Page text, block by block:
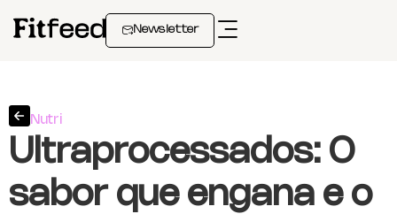
Newsletter
Nutri
Ultraprocessados: O
sabor que engana e o